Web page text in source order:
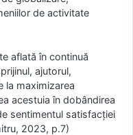
de activitate
aflată în continuă
ajutorul,
la maximizarea
acestuia în dobândirea
sentimentul satisfacției
2023, p.7)